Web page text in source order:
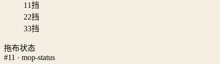
1 1挡
22挡
33挡
拖布状态
#11 · mop-status